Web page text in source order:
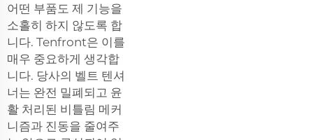
어떤 부품도 제 기능을
소홀히 하지 않도록 합
니다. Tenfront은 이를
매우 중요하게 생각합
니다. 당사의 벨트 텐셔
너는 완전 밀폐되고 윤
활 처리된 비틀림 메커
니즘과 진동을 줄여주